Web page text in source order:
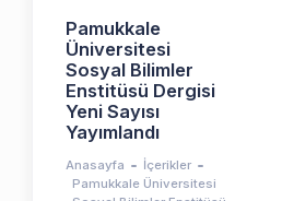
Pamukkale
Üniversitesi
Sosyal Bilimler
Enstitüsü Dergisi
Yeni Sayısı
Yayımlandı
Anasayfa
İçerikler
Pamukkale Üniversitesi